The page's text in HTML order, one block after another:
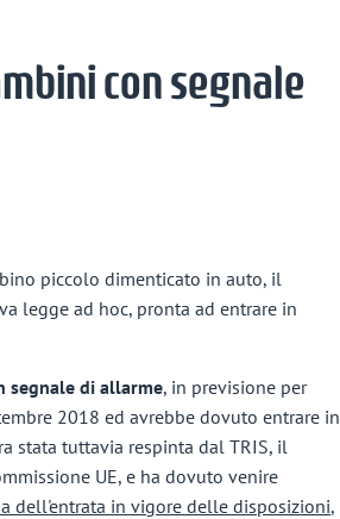
con segnale
piccolo dimenticato in auto, il
legge ad hoc, pronta ad entrare in
segnale di allarme, in previsione per
2018 ed avrebbe dovuto entrare in
stata tuttavia respinta dal TRIS, il
UE, e ha dovuto venire
dell'entrata in vigore delle disposizioni,